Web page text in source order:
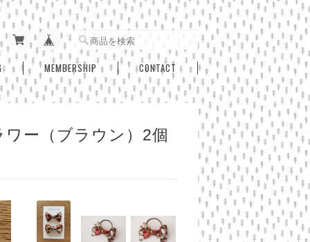
MEMBERSHIP CONTACT
ー（ブラウン）2個